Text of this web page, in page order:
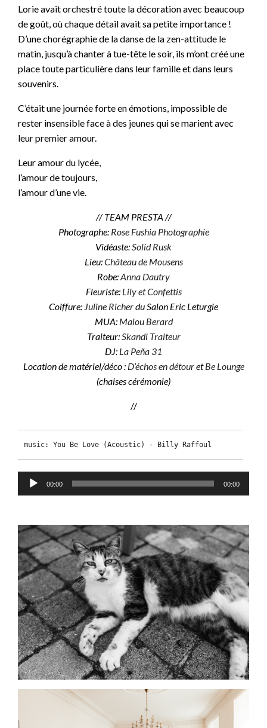
Lorie avait orchestré toute la décoration avec beaucoup
de goût, où chaque détail avait sa petite importance !
D’une chorégraphie de la danse de la zen-attitude le
matin, jusqu’à chanter à tue-tête le soir, ils m’ont créé une
place toute particulière dans leur famille et dans leurs
souvenirs.
C’était une journée forte en émotions, impossible de
rester insensible face à des jeunes qui se marient avec
leur premier amour.
Leur amour du lycée,
l’amour de toujours,
l’amour d’une vie.
// TEAM PRESTA //
Photographe: Rose Fushia Photographie
Vidéaste:Solid Rusk
Lieu:Château de Mousens
Robe:Anna Dautry
Fleuriste: Lily et Confettis
Coiffure: Juline Richerdu Salon Eric Leturgie
MUA: Malou Berard
Traiteur:Skandi Traiteur
DJ: La Peña 31
Location de matériel/déco : D’échos en détouretBe Lounge
(chaises cérémonie)
//
music: You Be Love (Acoustic) - Billy Raffoul
Lecteur
audio
00:00 00:00